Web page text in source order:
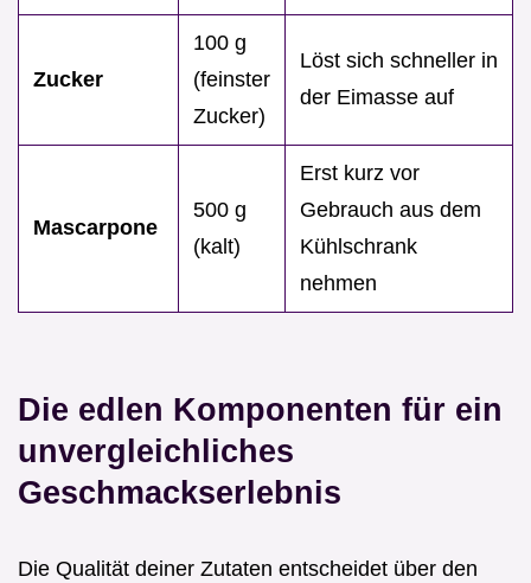
Zucker
100 g
(feinster
Zucker)
Löst sich schneller in
der Eimasse auf
Mascarpone
500 g
(kalt)
Erst kurz vor
Gebrauch aus dem
Kühlschrank
nehmen
Die edlen Komponenten für ein
unvergleichliches
Geschmackserlebnis
Die Qualität deiner Zutaten entscheidet über den